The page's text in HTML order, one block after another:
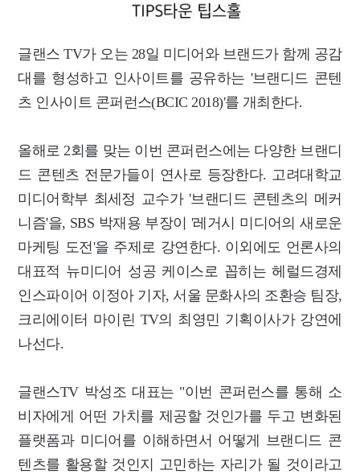
글랜스 TV가 오는 28일 미디어와 브랜드가 함께 공감
대를 형성하고 인사이트를 공유하는 '브랜디드 콘텐
츠 인사이트 콘퍼런스(BCIC 2018)'를 개최한다.
올해로 2회를 맞는 이번 콘퍼런스에는 다양한 브랜디
드 콘텐츠 전문가들이 연사로 등장한다. 고려대학교
미디어학부 최세정 교수가 '브랜디드 콘텐츠의 메커
니즘'을, SBS 박재용 부장이 '레거시 미디어의 새로운
마케팅 도전'을 주제로 강연한다. 이외에도 언론사의
대표적 뉴미디어 성공 케이스로 꼽히는 헤럴드경제
인스파이어 이정아 기자, 서울 문화사의 조환승 팀장,
크리에이터 마이린 TV의 최영민 기획이사가 강연에
나선다.
글랜스TV 박성조 대표는 "이번 콘퍼런스를 통해 소
비자에게 어떤 가치를 제공할 것인가를 두고 변화된
플랫폼과 미디어를 이해하면서 어떻게 브랜디드 콘
텐츠를 활용할 것인지 고민하는 자리가 될 것이라고